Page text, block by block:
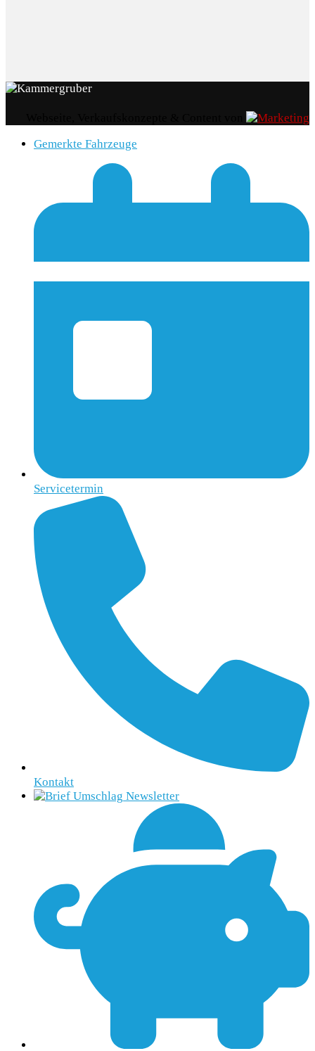
Gemerkte Fahrzeuge
Servicetermin
Kontakt
Newsletter